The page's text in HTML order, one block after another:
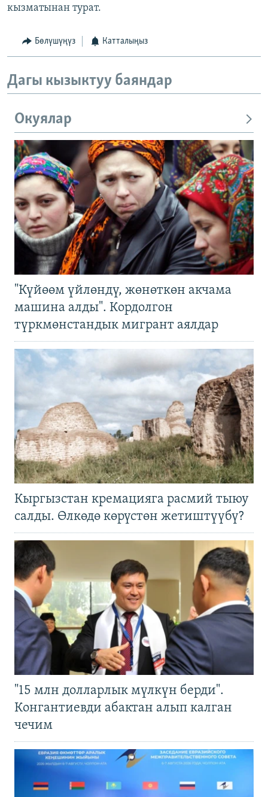
кызматынан турат.
Бөлүшүңүз Катталыңыз
Дагы кызыктуу баяндар
Окуялар
"Күйөөм үйлөндү, жөнөткөн акчама
машина алды". Кордолгон
түркмөнстандык мигрант аялдар
Кыргызстан кремацияга расмий тыюу
салды. Өлкөдө көрүстөн жетиштүүбү?
"15 млн долларлык мүлкүн берди".
Конгантиевди абактан алып калган
чечим